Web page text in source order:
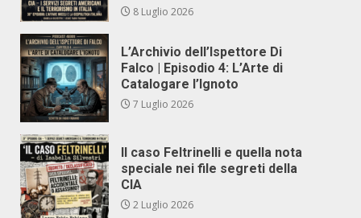
8 Luglio 2026
L’Archivio dell’Ispettore Di
Falco | Episodio 4: L’Arte di
Catalogare l’Ignoto
7 Luglio 2026
Il caso Feltrinelli e quella nota
speciale nei file segreti della
CIA
2 Luglio 2026